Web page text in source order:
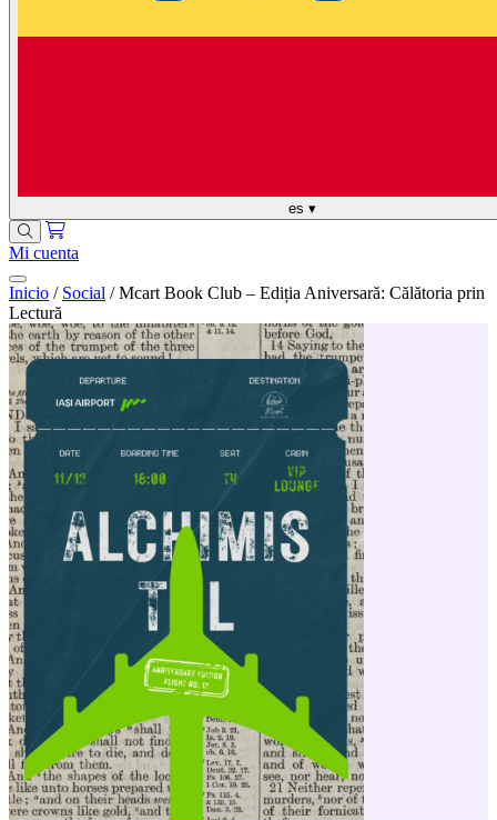
es ▾
Mi cuenta
Inicio / Social / Mcart Book Club – Ediția Aniversară: Călătoria prin
Lectură